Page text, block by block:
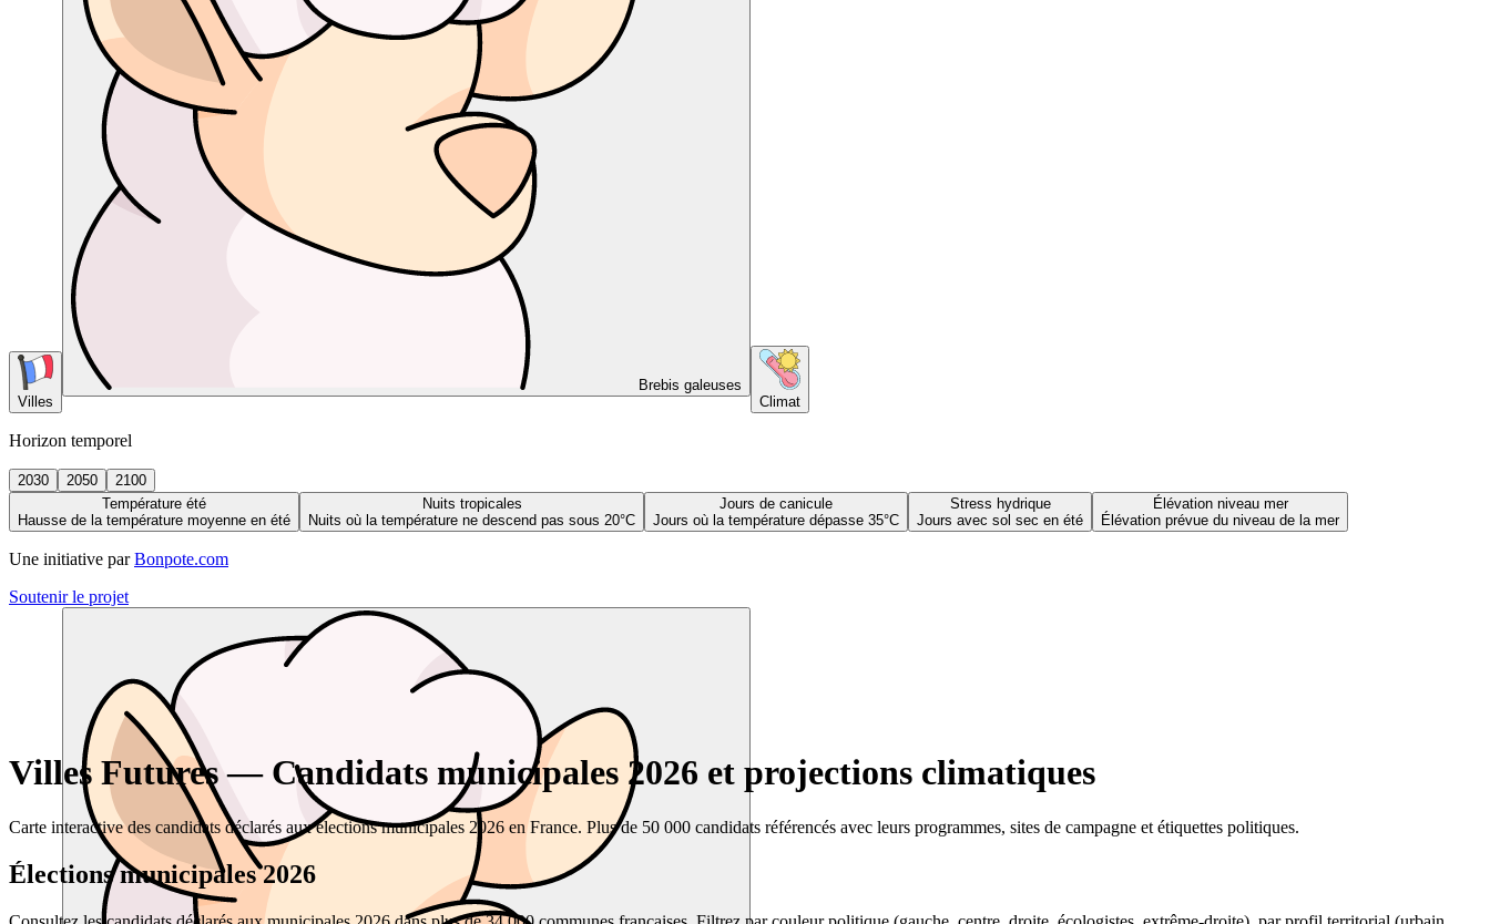
Villes
Brebis galeuses
Climat
Horizon temporel
2030 2050
2100
Température été
Hausse de la température moyenne en été
Nuits tropicales
Nuits où la température ne descend pas sous 20°C
Jours de canicule
Jours où la température dépasse 35°C
Stress hydrique
Jours avec sol sec en été
Élévation niveau mer
Élévation prévue du niveau de la mer
Une initiative par Bonpote.com
Soutenir le projet
Villes Futures — Candidats municipales 2026 et projections climatiques
Carte interactive des candidats déclarés aux élections municipales 2026 en France. Plus de 50 000 candidats référencés avec leurs programmes, sites de campagne et étiquettes politiques.
Élections municipales 2026